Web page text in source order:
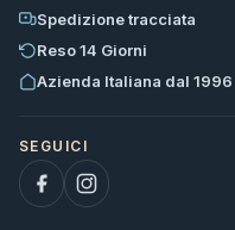
Spedizione tracciata
Reso 14 Giorni
Azienda Italiana dal 1996